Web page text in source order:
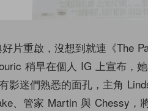
片重啟，沒想到就連《The
稍早在個人 IG 上宣布，
影迷們熟悉的面孔，主角
、管家 Martin 與 Chessy，